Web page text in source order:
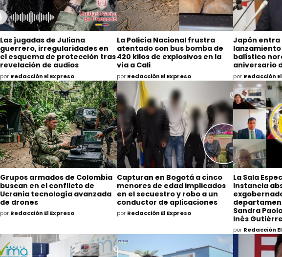
Las jugadas de Juliana
guerrero, irregularidades en
el esquema de protección tras
revelación de audios
por Redacción El Expreso
La Policía Nacional frustra
atentado con bus bomba de
420 kilos de explosivos en la
vía a Cali
por Redacción El Expreso
Japón entra
lanzamiento
balístico
aniversario
por Redacción
Grupos armados de Colombia
buscan en el conflicto de
Ucrania tecnología avanzada
de drones
por Redacción El Expreso
Capturan en Bogotá a cinco
menores de edad implicados
en el secuestro y robo a un
conductor de aplicaciones
por Redacción El Expreso
La Sala
Instancia
Sandra
Inés
por Redacción